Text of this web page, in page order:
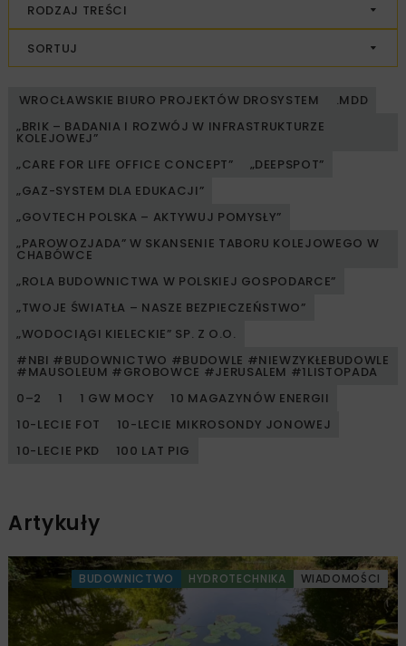
RODZAJ TREŚCI
SORTUJ
WROCŁAWSKIE BIURO PROJEKTÓW DROSYSTEM
.MDD
„BRIK – BADANIA I ROZWÓJ W INFRASTRUKTURZE
KOLEJOWEJ”
„CARE FOR LIFE OFFICE CONCEPT”
„DEEPSPOT”
„GAZ-SYSTEM DLA EDUKACJI”
„GOVTECH POLSKA – AKTYWUJ POMYSŁY”
„PAROWOZJADA” W SKANSENIE TABORU KOLEJOWEGO W
CHABÓWCE
„ROLA BUDOWNICTWA W POLSKIEJ GOSPODARCE”
„TWOJE ŚWIATŁA – NASZE BEZPIECZEŃSTWO”
„WODOCIĄGI KIELECKIE” SP. Z O.O.
#NBI #BUDOWNICTWO #BUDOWLE #NIEWZYKŁEBUDOWLE
#MAUSOLEUM #GROBOWCE #JERUSALEM #1LISTOPADA
0–2
1 1 GW MOCY
10 MAGAZYNÓW ENERGII
10-LECIE FOT
10-LECIE MIKROSONDY JONOWEJ
10-LECIE PKD
100 LAT PIG
Artykuły
BUDOWNICTWO HYDROTECHNIKA WIADOMOŚCI